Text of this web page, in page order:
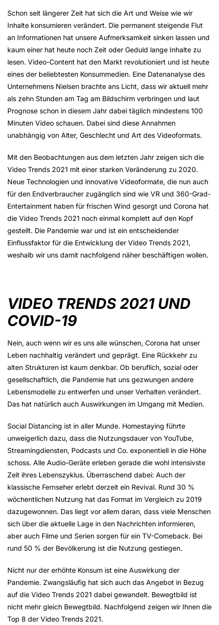
Schon seit längerer Zeit hat sich die Art und Weise wie wir
Inhalte konsumieren verändert. Die permanent steigende Flut
an Informationen hat unsere Aufmerksamkeit sinken lassen und
kaum einer hat heute noch Zeit oder Geduld lange Inhalte zu
lesen. Video-Content hat den Markt revolutioniert und ist heute
eines der beliebtesten Konsummedien. Eine Datenanalyse des
Unternehmens Nielsen brachte ans Licht, dass wir aktuell mehr
als zehn Stunden am Tag am Bildschirm verbringen und laut
Prognose schon in diesem Jahr dabei täglich mindestens 100
Minuten Video schauen. Dabei sind diese Annahmen
unabhängig von Alter, Geschlecht und Art des Videoformats.
Mit den Beobachtungen aus dem letzten Jahr zeigen sich die
Video Trends 2021 mit einer starken Veränderung zu 2020.
Neue Technologien und innovative Videoformate, die nun auch
für den Endverbraucher zugänglich sind wie VR und 360-Grad-
Entertainment haben für frischen Wind gesorgt und Corona hat
die Video Trends 2021 noch einmal komplett auf den Kopf
gestellt. Die Pandemie war und ist ein entscheidender
Einflussfaktor für die Entwicklung der Video Trends 2021,
weshalb wir uns damit nachfolgend näher beschäftigen wollen.
VIDEO TRENDS 2021 UND
COVID-19
Nein, auch wenn wir es uns alle wünschen, Corona hat unser
Leben nachhaltig verändert und geprägt. Eine Rückkehr zu
alten Strukturen ist kaum denkbar. Ob beruflich, sozial oder
gesellschaftlich, die Pandemie hat uns gezwungen andere
Lebensmodelle zu entwerfen und unser Verhalten verändert.
Das hat natürlich auch Auswirkungen im Umgang mit Medien.
Social Distancing ist in aller Munde. Homestaying führte
unweigerlich dazu, dass die Nutzungsdauer von YouTube,
Streamingdiensten, Podcasts und Co. exponentiell in die Höhe
schoss. Alle Audio-Geräte erleben gerade die wohl intensivste
Zeit ihres Lebenszyklus. Überraschend dabei: Auch der
klassische Fernseher erlebt derzeit ein Revival. Rund 30 %
wöchentlichen Nutzung hat das Format im Vergleich zu 2019
dazugewonnen. Das liegt vor allem daran, dass viele Menschen
sich über die aktuelle Lage in den Nachrichten informieren,
aber auch Filme und Serien sorgen für ein TV-Comeback. Bei
rund 50 % der Bevölkerung ist die Nutzung gestiegen.
Nicht nur der erhöhte Konsum ist eine Auswirkung der
Pandemie. Zwangsläufig hat sich auch das Angebot in Bezug
auf die Video Trends 2021 dabei gewandelt. Bewegtbild ist
nicht mehr gleich Bewegtbild. Nachfolgend zeigen wir Ihnen die
Top 8 der Video Trends 2021.